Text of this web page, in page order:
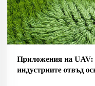
Приложения на UAV:
индустриите отвъд